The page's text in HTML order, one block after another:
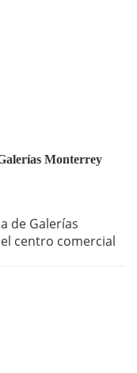
Monterrey
de Galerías
centro comercial